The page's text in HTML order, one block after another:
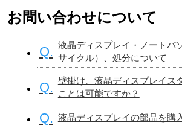
お問い合わせについて
Q. 液晶ディスプレイ・ノートパ
サイクル）、処分について
Q. 壁掛け、液晶ディスプレイス
ことは可能ですか？
Q. 液晶ディスプレイの部品を購